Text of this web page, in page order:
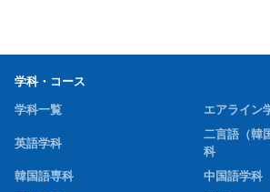
学科・コース
学科一覧
エアライン
英語学科
二言語（韓
科
韓国語専科
中国語学科